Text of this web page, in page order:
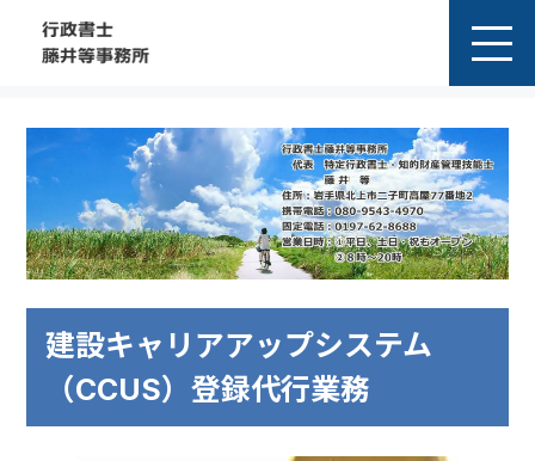
建設キャリアアップシステム
（CCUS）登録代行業務